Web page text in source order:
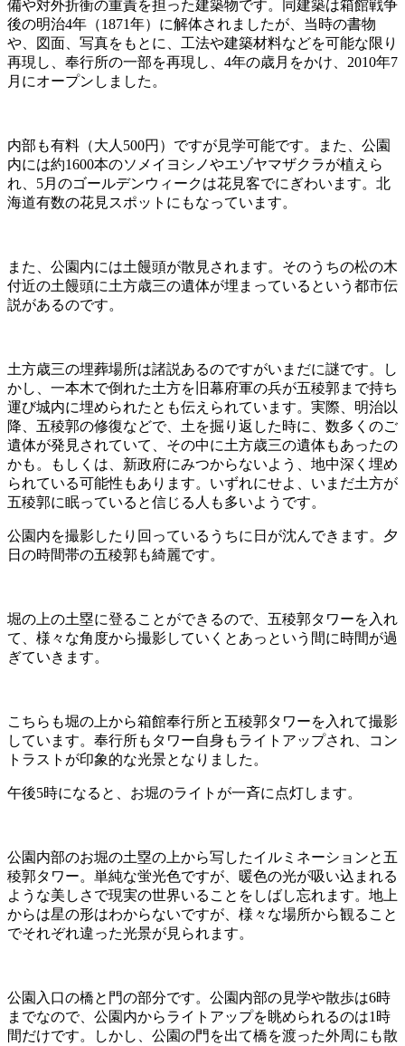
備や対外折衝の重責を担った建築物です。同建築は箱館戦争
後の明治4年（1871年）に解体されましたが、当時の書物
や、図面、写真をもとに、工法や建築材料などを可能な限り
再現し、奉行所の一部を再現し、4年の歳月をかけ、2010年7
月にオープンしました。
内部も有料（大人500円）ですが見学可能です。また、公園
内には約1600本のソメイヨシノやエゾヤマザクラが植えら
れ、5月のゴールデンウィークは花見客でにぎわいます。北
海道有数の花見スポットにもなっています。
また、公園内には土饅頭が散見されます。そのうちの松の木
付近の土饅頭に土方歳三の遺体が埋まっているという都市伝
説があるのです。
土方歳三の埋葬場所は諸説あるのですがいまだに謎です。し
かし、一本木で倒れた土方を旧幕府軍の兵が五稜郭まで持ち
運び城内に埋められたとも伝えられています。実際、明治以
降、五稜郭の修復などで、土を掘り返した時に、数多くのご
遺体が発見されていて、その中に土方歳三の遺体もあったの
かも。もしくは、新政府にみつからないよう、地中深く埋め
られている可能性もあります。いずれにせよ、いまだ土方が
五稜郭に眠っていると信じる人も多いようです。
公園内を撮影したり回っているうちに日が沈んできます。夕
日の時間帯の五稜郭も綺麗です。
堀の上の土塁に登ることができるので、五稜郭タワーを入れ
て、様々な角度から撮影していくとあっという間に時間が過
ぎていきます。
こちらも堀の上から箱館奉行所と五稜郭タワーを入れて撮影
しています。奉行所もタワー自身もライトアップされ、コン
トラストが印象的な光景となりました。
午後5時になると、お堀のライトが一斉に点灯します。
公園内部のお堀の土塁の上から写したイルミネーションと五
稜郭タワー。単純な蛍光色ですが、暖色の光が吸い込まれる
ような美しさで現実の世界いることをしばし忘れます。地上
からは星の形はわからないですが、様々な場所から観ること
でそれぞれ違った光景が見られます。
公園入口の橋と門の部分です。公園内部の見学や散歩は6時
までなので、公園内からライトアップを眺められるのは1時
間だけです。しかし、公園の門を出て橋を渡った外周にも散